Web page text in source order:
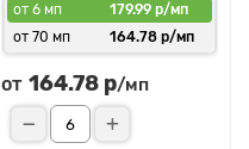
от 6 мп
179.99 р/мп
от 70 мп
164.78 р/мп
от 164.78 р/мп